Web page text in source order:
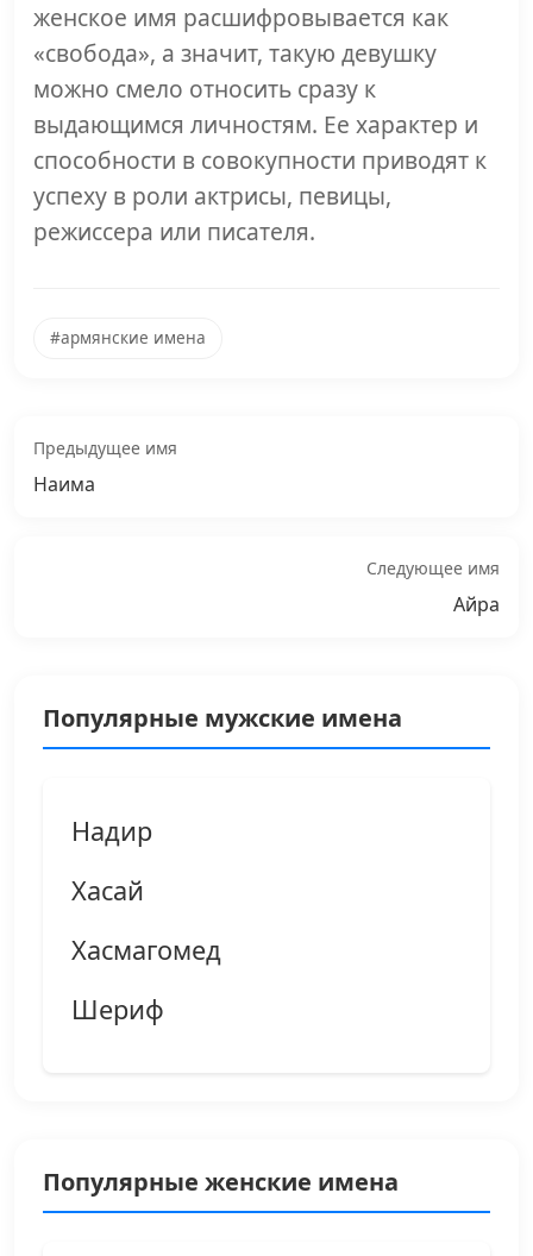
женское имя расшифровывается как
«свобода», а значит, такую девушку
можно смело относить сразу к
выдающимся личностям. Ее характер и
способности в совокупности приводят к
успеху в роли актрисы, певицы,
режиссера или писателя.
#армянские имена
Предыдущее имя
Наима
Следующее имя
Айра
Популярные мужские имена
Надир
Хасай
Хасмагомед
Шериф
Популярные женские имена